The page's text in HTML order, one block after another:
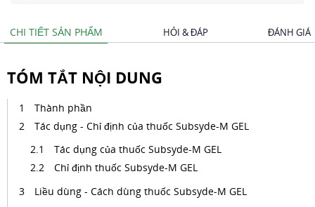
CHI TIẾT SẢN PHẨM HỎI & ĐÁP ĐÁNH GIÁ
TÓM TẮT NỘI DUNG
Thành phần
Tác dụng - Chỉ định của thuốc Subsyde-M GEL
Tác dụng của thuốc Subsyde-M GEL
Chỉ định thuốc Subsyde-M GEL
Liều dùng - Cách dùng thuốc Subsyde-M GEL